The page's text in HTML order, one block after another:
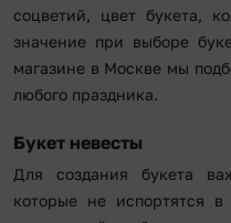
соцветий, цвет букета,
значение при выборе
магазине в Москве мы
любого праздника.
Букет невесты
Для создания букета
которые не испортятся